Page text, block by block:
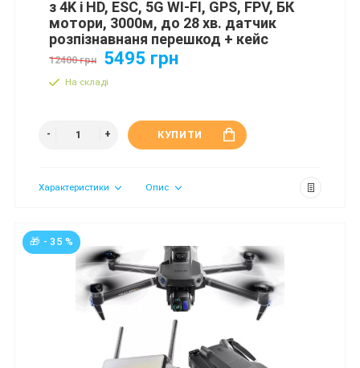
з 4K і HD, ESC, 5G WI-FI, GPS, FPV, БК
мотори, 3000м, до 28 хв. датчик
розпізнавнаня перешкод + кейс
12400 грн 5495 грн
На складі
КУПИТИ
Характеристики Опис
🎁 - 35 %